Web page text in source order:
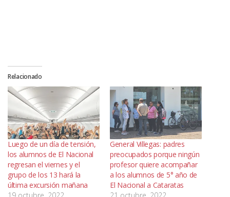
Relacionado
Luego de un día de tensión,
los alumnos de El Nacional
regresan el viernes y el
grupo de los 13 hará la
última excursión mañana
19 octubre, 2022
General Villegas: padres
preocupados porque ningún
profesor quiere acompañar
a los alumnos de 5° año de
El Nacional a Cataratas
21 octubre, 2022